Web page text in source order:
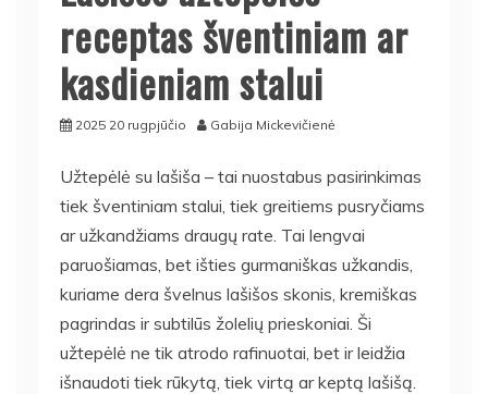
receptas šventiniam ar
kasdieniam stalui
2025 20 rugpjūčio Gabija Mickevičienė
Užtepėlė su lašiša – tai nuostabus pasirinkimas
tiek šventiniam stalui, tiek greitiems pusryčiams
ar užkandžiams draugų rate. Tai lengvai
paruošiamas, bet išties gurmaniškas užkandis,
kuriame dera švelnus lašišos skonis, kremiškas
pagrindas ir subtilūs žolelių prieskoniai. Ši
užtepėlė ne tik atrodo rafinuotai, bet ir leidžia
išnaudoti tiek rūkytą, tiek virtą ar keptą lašišą.